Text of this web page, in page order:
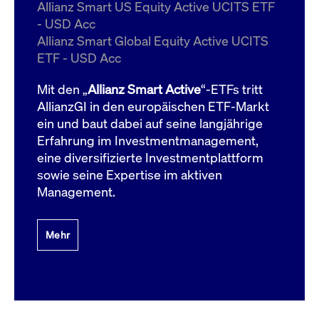
Allianz Smart US Equity Active UCITS ETF
- USD Acc
Allianz Smart Global Equity Active UCITS
ETF - USD Acc
Mit den „Allianz Smart Active“-ETFs tritt
AllianzGI in den europäischen ETF-Markt
ein und baut dabei auf seine langjährige
Erfahrung im Investmentmanagement,
eine diversifizierte Investmentplattform
sowie seine Expertise im aktiven
Management.
Mehr
ApplicationGatewayAffinityCORS
boerse.com
Domain
bis